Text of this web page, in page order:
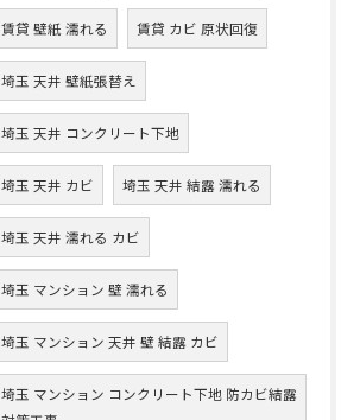
賃貸 壁紙 濡れる 賃貸 カビ 原状回復
埼玉 天井 壁紙張替え
埼玉 天井 コンクリート下地
埼玉 天井 カビ 埼玉 天井 結露 濡れる
埼玉 天井 濡れる カビ
埼玉 マンション 壁 濡れる
埼玉 マンション 天井 壁 結露 カビ
埼玉 マンション コンクリート下地 防カビ結露